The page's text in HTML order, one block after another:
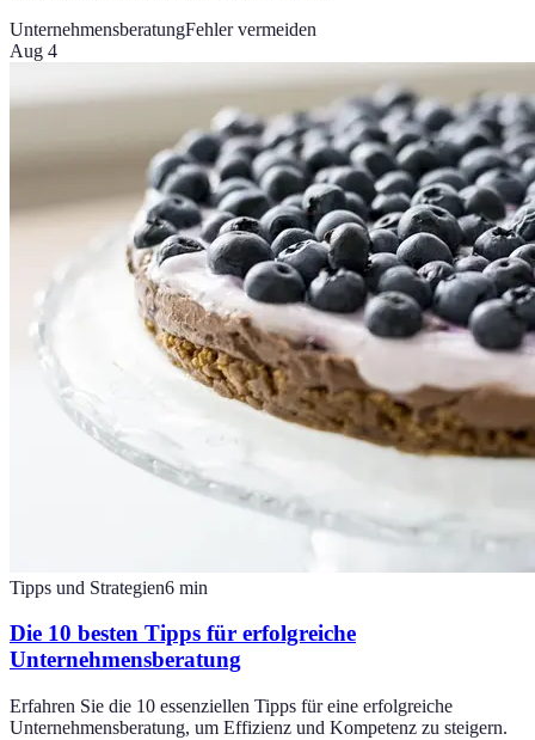
UnternehmensberatungFehler vermeiden
Aug 4
Tipps und Strategien6 min
Die 10 besten Tipps für erfolgreiche
Unternehmensberatung
Erfahren Sie die 10 essenziellen Tipps für eine erfolgreiche
Unternehmensberatung, um Effizienz und Kompetenz zu steigern.